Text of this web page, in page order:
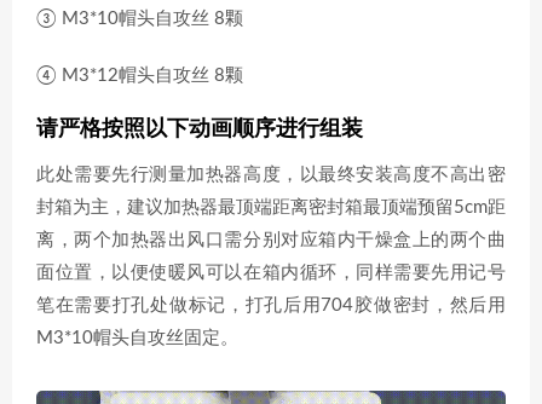
③ M3*10帽头自攻丝 8颗
④ M3*12帽头自攻丝 8颗
请严格按照以下动画顺序进行组装
此处需要先行测量加热器高度，以最终安装高度不高出密
封箱为主，建议加热器最顶端距离密封箱最顶端预留5cm距
离，两个加热器出风口需分别对应箱内干燥盒上的两个曲
面位置，以便使暖风可以在箱内循环，同样需要先用记号
笔在需要打孔处做标记，打孔后用704胶做密封，然后用
M3*10帽头自攻丝固定。